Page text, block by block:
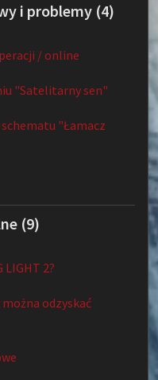
i problemy (4)
/ online
"Satelitarny sen"
"Łamacz
(9)
LIGHT 2?
odzyskać